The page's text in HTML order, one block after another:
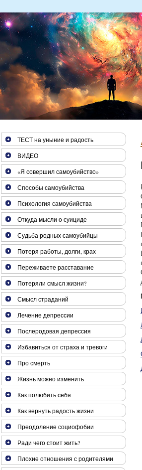
25 лет, за один час Вы
Вашего душевного
ТЕСТ на уныние и радость
ВИДЕО
«Я совершил самоубийство»
Способы самоубийства
Психология самоубийства
Откуда мысли о суициде
Судьба родных самоубийцы
Потеря работы, долги, крах
Переживаете расставание
Потеряли смысл жизни?
Смысл страданий
Лечение депрессии
Послеродовая депрессия
Избавиться от страха и тревоги
Про смерть
Жизнь можно изменить
Как полюбить себя
Как вернуть радость жизни
Преодоление социофобии
Ради чего стоит жить?
Плохие отношения с родителями